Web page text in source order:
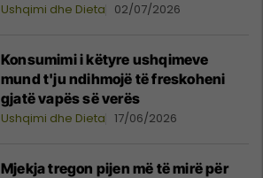
Ushqimi dhe Dieta 02/07/2026
Konsumimi i këtyre ushqimeve
mund t'ju ndihmojë të freskoheni
gjatë vapës së verës
Ushqimi dhe Dieta 17/06/2026
Mjekja tregon pijen më të mirë për